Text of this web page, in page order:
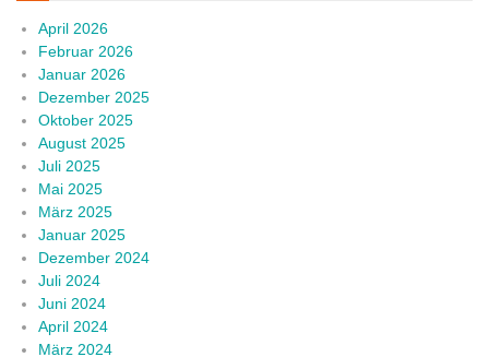
April 2026
Februar 2026
Januar 2026
Dezember 2025
Oktober 2025
August 2025
Juli 2025
Mai 2025
März 2025
Januar 2025
Dezember 2024
Juli 2024
Juni 2024
April 2024
März 2024